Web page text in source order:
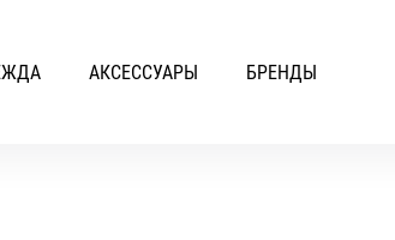
АКСЕССУАРЫ БРЕНДЫ